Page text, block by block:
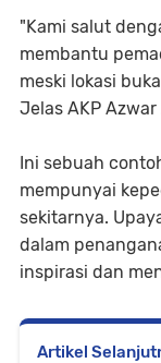
"Kami salut
membantu
meski lokasi
Jelas AKP Azwar
Ini sebuah
mempunyai
sekitarnya.
dalam
inspirasi dan
Artikel